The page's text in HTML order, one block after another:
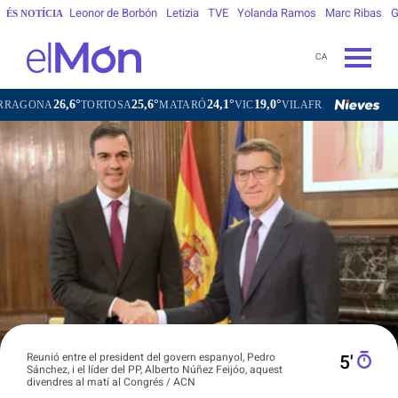
ÉS NOTÍCIA Leonor de Borbón Letizia TVE Yolanda Ramos Marc Ribas
CA
TORTOSA25,6°MATARÓ24,1°VIC19,0°VILAFRANCA DEL PENEDÈS22,3°
Reunió entre el president del govern espanyol, Pedro
Sánchez, i el líder del PP, Alberto Núñez Feijóo, aquest
divendres al matí al Congrés / ACN
5′